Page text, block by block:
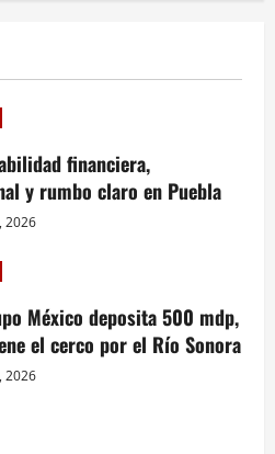
financiera,
y rumbo claro en Puebla
2026
México deposita 500 mdp,
el cerco por el Río Sonora
2026